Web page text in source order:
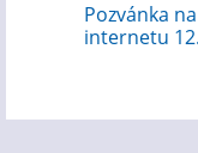
Pozvánka
internetu